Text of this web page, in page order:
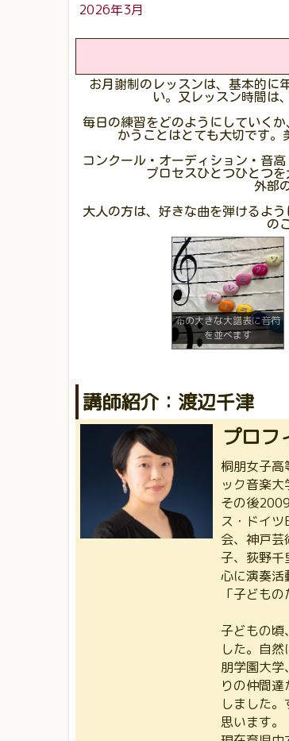
2026年3月
お月謝制のレッスンは、基本的に
い。又レッスン時間は
毎日の練習をどのようにしていく
かうことはとても大切です。
コンクール・オーディション・音
プロセスひとつひとつ
外部
大人の方は、好きな曲を弾けるよ
の
布の大きな大譜表に音符
を並べます
講師紹介：渡辺千津
プロフ
桐朋女子
ック音楽
その後
ス・ドイ
会、神戸
子、荻野
心に演奏活
「子ども
子どもの
した。自
朋学園大
りの仲間
しました
思います。